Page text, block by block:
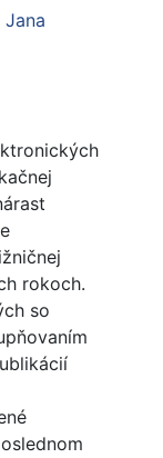
Jana
rokoch.
so